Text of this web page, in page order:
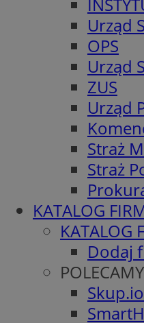
Urząd
OPS
Urząd
ZUS
Urząd
Straż
Straż
KATALOG
KATALOG
Dodaj
POLECAMY